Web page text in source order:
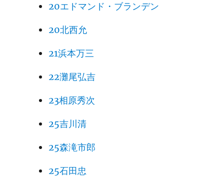
20エドマンド・ブランデン
20北西允
21浜本万三
22灘尾弘吉
23相原秀次
25吉川清
25森滝市郎
25石田忠